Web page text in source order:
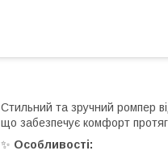
Стильний та зручний ромпер
що забезпечує комфорт
✨ Особливості: